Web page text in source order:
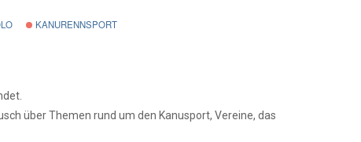
KANURENNSPORT
über Themen rund um den Kanusport, Vereine, das